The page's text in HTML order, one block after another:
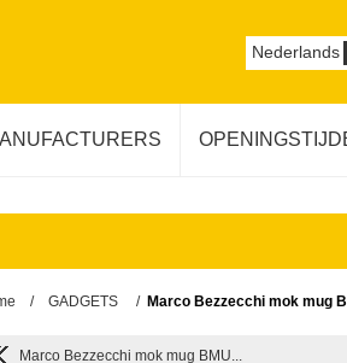
Nederlands
/ GADGETS / Marco Bezzecchi mok mug
Marco Bezzecchi mok mug BMU...